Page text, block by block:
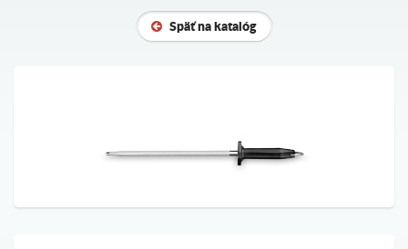
Späť na katalóg